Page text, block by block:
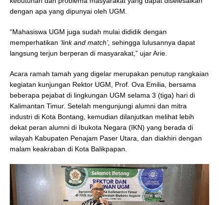
dengan apa yang dipunyai oleh UGM.
“Mahasiswa UGM juga sudah mulai dididik dengan
memperhatikan ‘link and match’, sehingga lulusannya dapat
langsung terjun berperan di masyarakat,” ujar Arie.
Acara ramah tamah yang digelar merupakan penutup rangkaian
kegiatan kunjungan Rektor UGM, Prof. Ova Emilia, bersama
beberapa pejabat di lingkungan UGM selama 3 (tiga) hari di
Kalimantan Timur. Setelah mengunjungi alumni dan mitra
industri di Kota Bontang, kemudian dilanjutkan melihat lebih
dekat peran alumni di Ibukota Negara (IKN) yang berada di
wilayah Kabupaten Penajam Paser Utara, dan diakhiri dengan
malam keakraban di Kota Balikpapan.